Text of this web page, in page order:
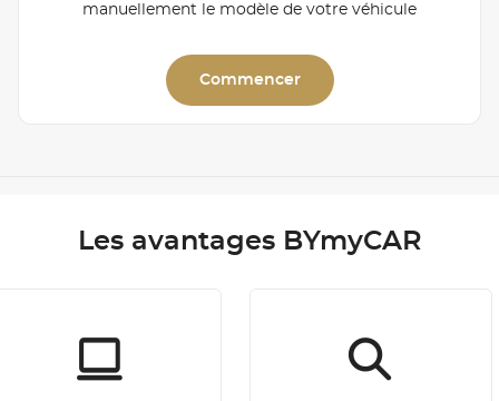
manuellement le modèle de votre véhicule
Commencer
Les avantages BYmyCAR